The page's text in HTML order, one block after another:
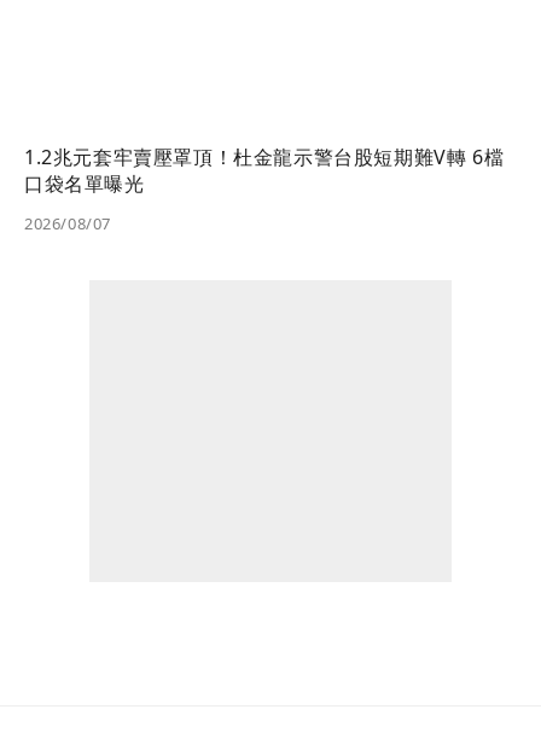
1.2兆元套牢賣壓罩頂！杜金龍示警台股短期難V轉 6檔
口袋名單曝光
2026/08/07